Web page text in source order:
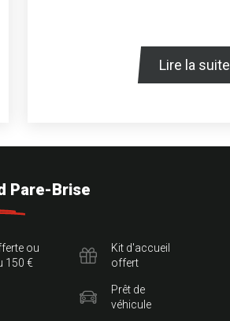
Lire la suite
Pare-Brise
ou
150 €
Kit d'accueil
offert
Prêt de
véhicule